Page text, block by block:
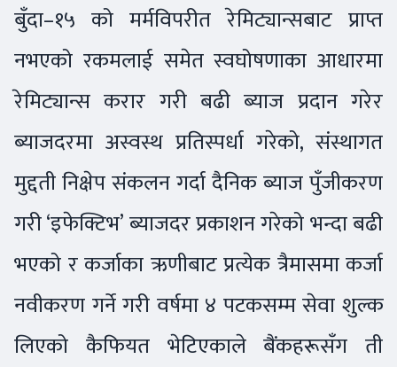
बुँदा–१५ को मर्मविपरीत रेमिट्यान्सबाट प्राप्त
नभएको रकमलाई समेत स्वघोषणाका आधारमा
रेमिट्यान्स करार गरी बढी ब्याज प्रदान गरेर
ब्याजदरमा अस्वस्थ प्रतिस्पर्धा गरेको, संस्थागत
मुद्दती निक्षेप संकलन गर्दा दैनिक ब्याज पुँजीकरण
गरी ‘इफेक्टिभ’ ब्याजदर प्रकाशन गरेको भन्दा बढी
भएको र कर्जाका ऋणीबाट प्रत्येक त्रैमासमा कर्जा
नवीकरण गर्ने गरी वर्षमा ४ पटकसम्म सेवा शुल्क
लिएको कैफियत भेटिएकाले बैंकहरूसँग ती